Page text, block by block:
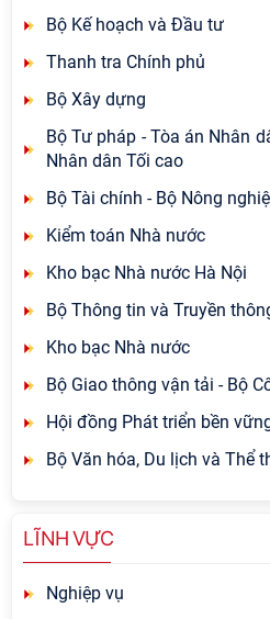
Bộ Kế hoạch và Đầu tư
Thanh tra Chính phủ
Bộ Xây dựng
Bộ Tư pháp - Tòa án Nhân
Nhân dân Tối cao
Bộ Tài chính - Bộ Nông
Kiểm toán Nhà nước
Kho bạc Nhà nước Hà Nội
Bộ Thông tin và Truyền
Kho bạc Nhà nước
Bộ Giao thông vận tải - Bộ
Hội đồng Phát triển bền
Bộ Văn hóa, Du lịch và Thể
LĨNH VỰC
Nghiệp vụ